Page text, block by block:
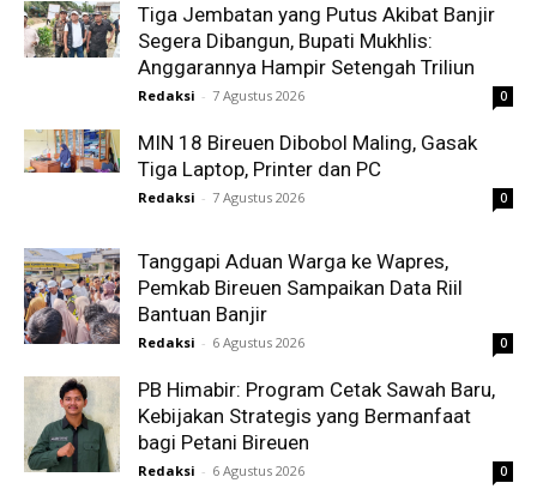
Tiga Jembatan yang Putus Akibat Banjir
Segera Dibangun, Bupati Mukhlis:
Anggarannya Hampir Setengah Triliun
Redaksi - 7 Agustus 2026 0
MIN 18 Bireuen Dibobol Maling, Gasak
Tiga Laptop, Printer dan PC
Redaksi - 7 Agustus 2026 0
Tanggapi Aduan Warga ke Wapres,
Pemkab Bireuen Sampaikan Data Riil
Bantuan Banjir
Redaksi - 6 Agustus 2026 0
PB Himabir: Program Cetak Sawah Baru,
Kebijakan Strategis yang Bermanfaat
bagi Petani Bireuen
Redaksi - 6 Agustus 2026 0